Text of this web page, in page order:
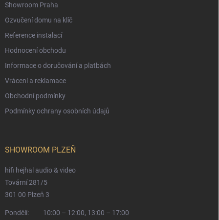
Showroom Praha
Ozvučení domu na klíč
Reference instalací
Hodnocení obchodu
Informace o doručování a platbách
Vrácení a reklamace
Obchodní podmínky
Podmínky ochrany osobních údajů
SHOWROOM PLZEŇ
hifi hejhal audio & video
Tovární 281/5
301 00 Plzeň 3
Pondělí:
10:00 – 12:00, 13:00 – 17:00